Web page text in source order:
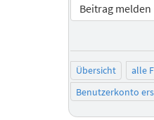
Beitrag melden
Übersicht alle
Benutzerkonto